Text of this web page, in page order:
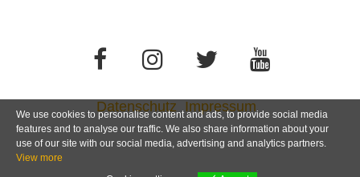
Datenschutz Impressum
We use cookies to personalise content and ads, to provide social media
features and to analyse our traffic. We also share information about your
use of our site with our social media, advertising and analytics partners.
View more